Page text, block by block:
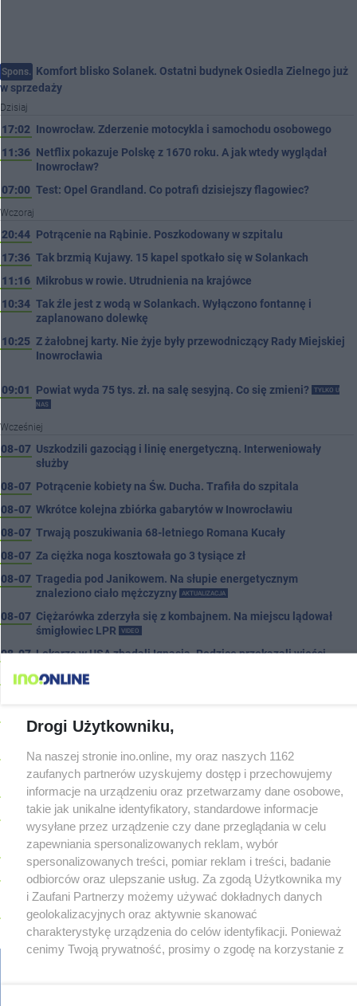
Spons. Komfort blisko Solanek. Ostatni budynek Osiedla Zielnego już
w sprzedaży
Dzisiaj
17:02 Inowrocław. Zderzenie motocykla i samochodu osobowego
11:36 Netflix pokazuje Polskę z 1670 roku. A jak wtedy wyglądał
Inowrocław?
07:00 Test: Opel Grandland. Co potrafi dzisiejszy flagowiec?
Wczoraj
20:44 Potrącenie na Rąbinie. Poszkodowany w szpitalu
17:36 Tak brzmią Kujawy. 15 kapel spotkało się w Solankach
11:16 Mikrobus w rowie. Utrudnienia na krajówce
10:34 Tak źle jest z wodą w Solankach. Wyłączono fontannę i
zaplanowano dolewkę
10:25 Z żałobnej karty. Nie żyje były przewodniczący Rady Miejskiej
Inowrocławia
09:01 Powiat wyda 75 tys. zł. na salę sesyjną. Co się zmieni?
TYLKO U
NAS
Wcześniej
08-07 Uszkodzili gazociąg i linię energetyczną. Interweniowały
służby
08-07 Potrącenie kobiety na Św. Ducha. Trafiła do szpitala
08-07 Wkrótce kolejna zbiórka gabarytów w Inowrocławiu
08-07 Trwają poszukiwania 68-letniego Romana Kucały
08-07 Za ciężka noga kosztowała go 3 tysiące zł
08-07 Tragedia pod Janikowem. Na słupie energetycznym
znaleziono ciało mężczyzny
AKTUALIZACJA
08-07 Ciężarówka zderzyła się z kombajnem. Na miejscu lądował
śmigłowiec LPR
VIDEO
08-07 Lekarze w USA zbadali Ignasia. Rodzice przekazali wieści
08-06 Tragedia przy ul. Mieszka I. Nie żyje osoba, która wypadła z
Inowrocławia PROSTO Z ARCHIWUM
08-06 Dni Pakości coraz bliżej. ENEJ i Dżem wśród gwiazd
tegorocznego święta miasta
08-06 Wyprzedził radiowóz na podwójnej ciągłej tuż przed pasami
08-06 Silny wiatr łamał drzewa i uszkodził dach. To nie koniec
ostrzeżeń
08-06 Autobusy wróciły na Cegielną. Koniec remontu zatok
Pięciu nietrzeźwych uczestników ruchu wpadło w ręce policji.
Rekordzista miał 2,6 promila
08-05 Inowrocław w "gorącej" czołówce. Według analizy Onetu nasze
miasto jest jednym z najbardziej narażonych na upały
08-05 Kombajn wpadł do rowu, są utrudnienia
Drogi Użytkowniku,
Na naszej stronie ino.online, my oraz naszych 1162
zaufanych partnerów uzyskujemy dostęp i przechowujemy
informacje na urządzeniu oraz przetwarzamy dane osobowe,
takie jak unikalne identyfikatory, standardowe informacje
wysyłane przez urządzenie czy dane przeglądania w celu
zapewniania spersonalizowanych reklam, wybór
spersonalizowanych treści, pomiar reklam i treści, badanie
odbiorców oraz ulepszanie usług. Za zgodą Użytkownika my
i Zaufani Partnerzy możemy używać dokładnych danych
geolokalizacyjnych oraz aktywnie skanować
charakterystykę urządzenia do celów identyfikacji. Ponieważ
cenimy Twoją prywatność, prosimy o zgodę na korzystanie z